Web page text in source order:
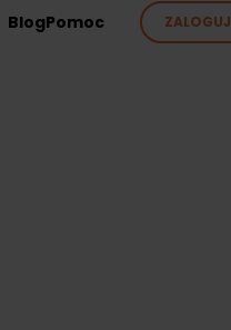
BlogPomoc ZALOGUJ